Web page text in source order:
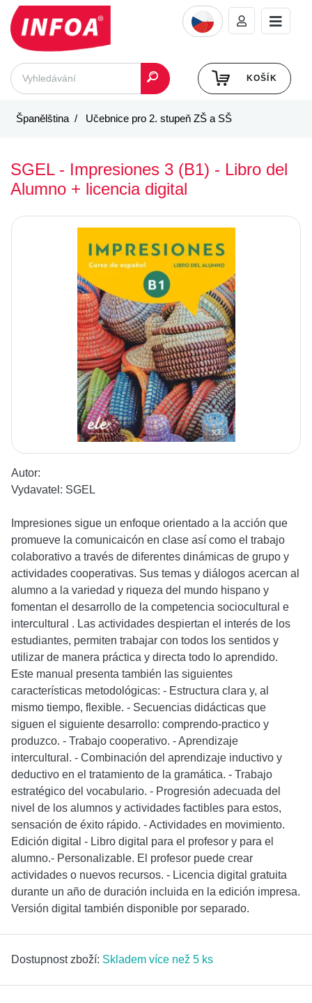
KOŠÍK
Španělština Učebnice pro 2. stupeň ZŠ a SŠ
SGEL - Impresiones 3 (B1) - Libro del
Alumno + licencia digital
Autor:
Vydavatel: SGEL
Impresiones sigue un enfoque orientado a la acción que
promueve la comunicaicón en clase así como el trabajo
colaborativo a través de diferentes dinámicas de grupo y
actividades cooperativas. Sus temas y diálogos acercan al
alumno a la variedad y riqueza del mundo hispano y
fomentan el desarrollo de la competencia sociocultural e
intercultural . Las actividades despiertan el interés de los
estudiantes, permiten trabajar con todos los sentidos y
utilizar de manera práctica y directa todo lo aprendido.
Este manual presenta también las siguientes
características metodológicas: - Estructura clara y, al
mismo tiempo, flexible. - Secuencias didácticas que
siguen el siguiente desarrollo: comprendo-practico y
produzco. - Trabajo cooperativo. - Aprendizaje
intercultural. - Combinación del aprendizaje inductivo y
deductivo en el tratamiento de la gramática. - Trabajo
estratégico del vocabulario. - Progresión adecuada del
nivel de los alumnos y actividades factibles para estos,
sensación de éxito rápido. - Actividades en movimiento.
Edición digital - Libro digital para el profesor y para el
alumno.- Personalizable. El profesor puede crear
actividades o nuevos recursos. - Licencia digital gratuita
durante un año de duración incluida en la edición impresa.
Versión digital también disponible por separado.
Dostupnost zboží: Skladem více než 5 ks